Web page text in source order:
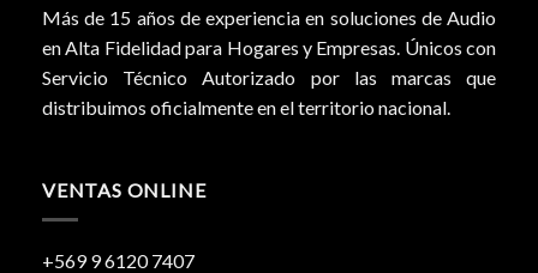
Más de 15 años de experiencia en soluciones de Audio
en Alta Fidelidad para Hogares y Empresas. Únicos con
Servicio Técnico Autorizado por las marcas que
distribuimos oficialmente en el territorio nacional.
VENTAS ONLINE
+569 9 6120 7407